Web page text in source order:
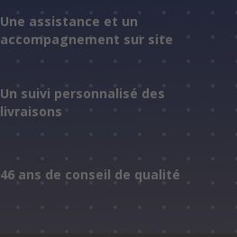
Une assistance et un
accompagnement sur site
Un suivi personnalisé des
livraisons
46 ans de conseil de qualité